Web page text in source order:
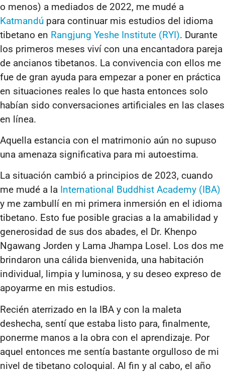
o menos) a mediados de 2022, me mudé a
Katmandú para continuar mis estudios del idioma
tibetano en Rangjung Yeshe Institute (RYI). Durante
los primeros meses viví con una encantadora pareja
de ancianos tibetanos. La convivencia con ellos me
fue de gran ayuda para empezar a poner en práctica
en situaciones reales lo que hasta entonces solo
habían sido conversaciones artificiales en las clases
en línea.
Aquella estancia con el matrimonio aún no supuso
una amenaza significativa para mi autoestima.
La situación cambió a principios de 2023, cuando
me mudé a la International Buddhist Academy (IBA)
y me zambullí en mi primera inmersión en el idioma
tibetano. Esto fue posible gracias a la amabilidad y
generosidad de sus dos abades, el Dr. Khenpo
Ngawang Jorden y Lama Jhampa Losel. Los dos me
brindaron una cálida bienvenida, una habitación
individual, limpia y luminosa, y su deseo expreso de
apoyarme en mis estudios.
Recién aterrizado en la IBA y con la maleta
deshecha, sentí que estaba listo para, finalmente,
ponerme manos a la obra con el aprendizaje. Por
aquel entonces me sentía bastante orgulloso de mi
nivel de tibetano coloquial. Al fin y al cabo, el año